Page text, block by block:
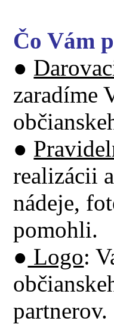
Čo Vám
●
zaradíme
●
realizácii
nádeje,
pomohli.
● Logo:
partnerov.